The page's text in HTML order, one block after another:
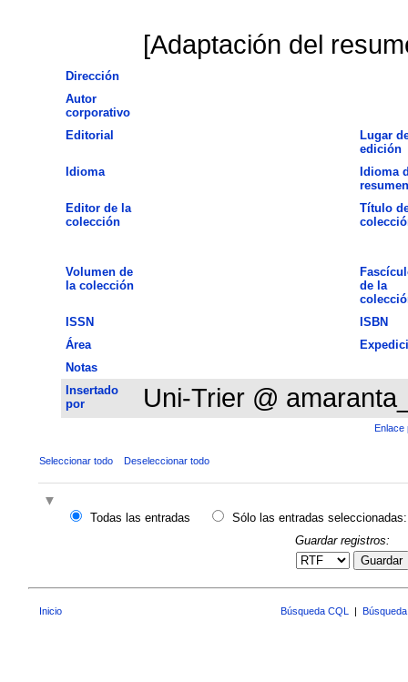
[Adaptación del
Dirección
Autor
corporativo
Editorial
Lugar
edición
Idioma
Idioma
resumen
Editor de la
colección
Título
Volumen de
la colección
de la
ISSN
ISBN
Área
Notas
Insertado
por
Uni-Trier @
Enlace
Seleccionar todo Deseleccionar todo
Todas las entradas
Sólo las entradas seleccionadas:
Guardar registros:
Guardar
Inicio Búsqueda CQL